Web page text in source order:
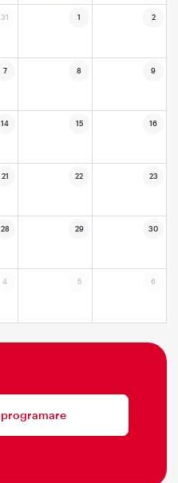
31 1 2
7 8 9
14 15 16
21 22 23
28 29 30
4 5 6